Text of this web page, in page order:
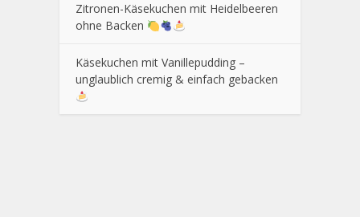
Zitronen-Käsekuchen mit Heidelbeeren
ohne Backen
Käsekuchen mit Vanillepudding –
unglaublich cremig & einfach gebacken